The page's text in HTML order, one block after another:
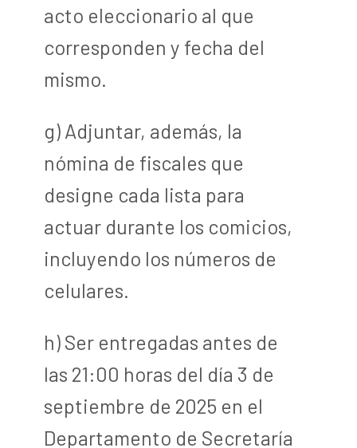
acto eleccionario al que
corresponden y fecha del
mismo.
g) Adjuntar, además, la
nómina de fiscales que
designe cada lista para
actuar durante los comicios,
incluyendo los números de
celulares.
h) Ser entregadas antes de
las 21:00 horas del día 3 de
septiembre de 2025 en el
Departamento de Secretaría